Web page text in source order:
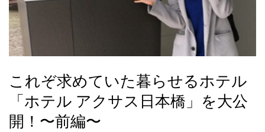
これぞ求めていた暮らせるホテル
「ホテル アクサス日本橋」を大公
開！〜前編〜